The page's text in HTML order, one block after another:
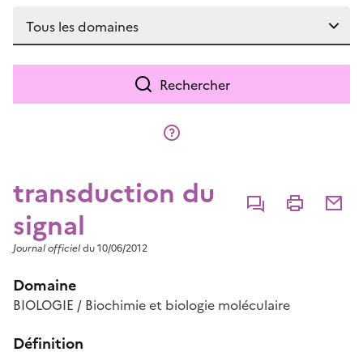
Rechercher
transduction du
signal
CommenterImprimer
Journal officieldu 10/06/2012
Domaine
BIOLOGIE / Biochimie et biologie moléculaire
Définition